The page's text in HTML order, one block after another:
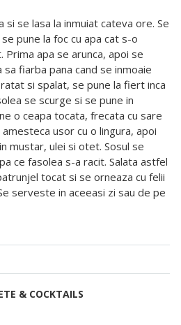
si se lasa la inmuiat cateva ore. Se
pune la foc cu apa cat s-o
Prima apa se arunca, apoi se
fiarba pana cand se inmoaie
si spalat, se pune la fiert inca
se scurge si se pune in
o ceapa tocata, frecata cu sare
usor cu o lingura, apoi
mustar, ulei si otet. Sosul se
ce fasolea s-a racit. Salata astfel
tocat si se orneaza cu felii
serveste in aceeasi zi sau de pe
& COCKTAILS